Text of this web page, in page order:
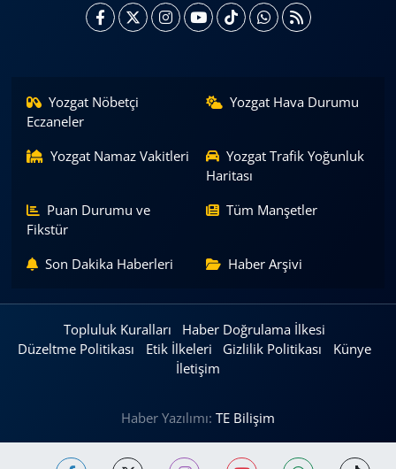
Yozgat Nöbetçi
Eczaneler
Yozgat Hava Durumu
Yozgat Namaz Vakitleri
Yozgat Trafik Yoğunluk
Haritası
Puan Durumu ve
Fikstür
Tüm Manşetler
Son Dakika Haberleri Haber Arşivi
Topluluk Kuralları
Haber Doğrulama İlkesi
Düzeltme Politikası
Etik İlkeleri Gizlilik Politikası
Künye
İletişim
Haber Yazılımı: TE Bilişim